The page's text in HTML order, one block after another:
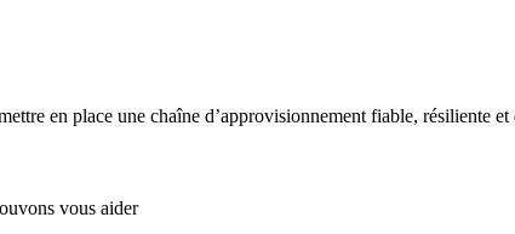
en place une chaîne d’approvisionnement fiable, résiliente
vous aider